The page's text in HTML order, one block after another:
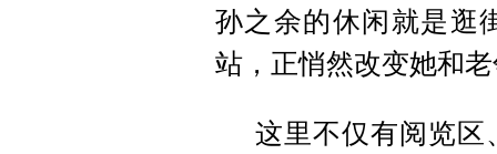
孙之余的休闲就是逛
站，正悄然改变她和
这里不仅有阅览区